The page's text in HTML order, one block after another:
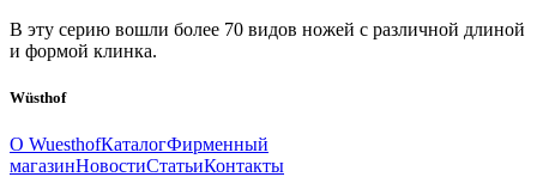
В эту серию вошли более 70 видов ножей с различной длиной
и формой клинка.
Wüsthof
О WuesthofКаталогФирменный
магазинНовостиСтатьиКонтакты